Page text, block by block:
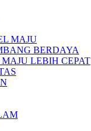
MAJU
BERDAYA
LEBIH CEPAT